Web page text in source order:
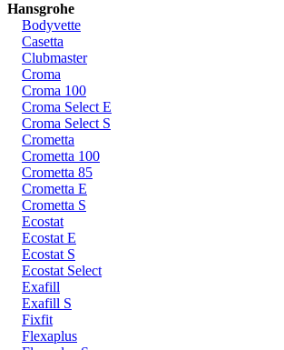
Hansgrohe
Bodyvette
Casetta
Clubmaster
Croma
Croma 100
Croma Select E
Croma Select S
Crometta
Crometta 100
Crometta 85
Crometta E
Crometta S
Ecostat
Ecostat E
Ecostat S
Ecostat Select
Exafill
Exafill S
Fixfit
Flexaplus